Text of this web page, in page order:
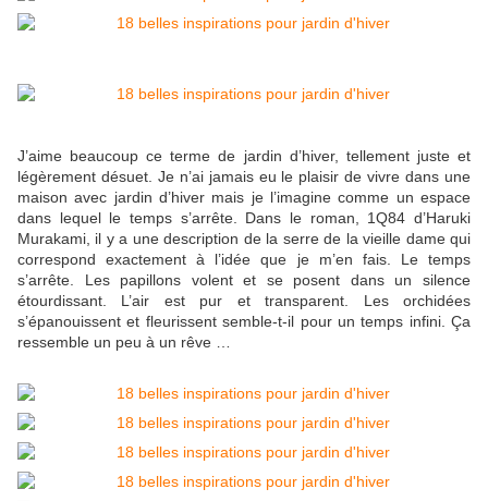
J’aime beaucoup ce terme de jardin d’hiver, tellement juste et
légèrement désuet. Je n’ai jamais eu le plaisir de vivre dans une
maison avec jardin d’hiver mais je l’imagine comme un espace
dans lequel le temps s’arrête. Dans le roman, 1Q84 d’Haruki
Murakami, il y a une description de la serre de la vieille dame qui
correspond exactement à l’idée que je m’en fais. Le temps
s’arrête. Les papillons volent et se posent dans un silence
étourdissant. L’air est pur et transparent. Les orchidées
s’épanouissent et fleurissent semble-t-il pour un temps infini. Ça
ressemble un peu à un rêve …